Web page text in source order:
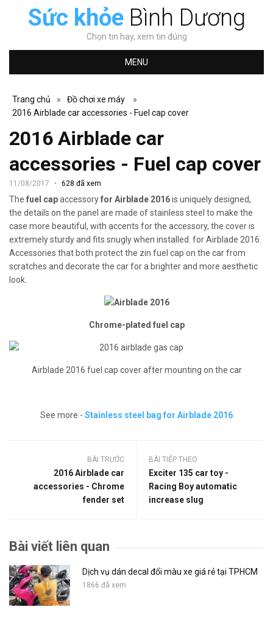
Sức khỏeBình Dương
Chọn tin hay, xem tin đúng
MENU
Trang chủ » Đồ chơi xe máy
»
2016 Airblade car accessories - Fuel cap cover
2016 Airblade car
accessories - Fuel cap cover
11/08/2017 628 đã xem
The fuel capaccessoryfor Airblade 2016is uniquely designed,
the details on the panel are made of stainless steel to make the
case more beautiful, with accents for the accessory, the cover is
extremely sturdy and fits snugly when installed. for Airblade 2016.
Accessories that both protect the zin fuel cap on the car from
scratches and decorate the car for a brighter and more aesthetic
look.
Chrome-plated fuel cap
Airblade 2016 fuel cap cover after mounting on the car
See more - Stainless steel bag for Airblade 2016
BÀI TRƯỚC
2016 Airblade car
accessories - Chrome
fender set
BÀI TIẾP THEO
Exciter 135 car toy -
Racing Boy automatic
increase slug
Bài viết liên quan
Dịch vụ dán decal đổi màu xe giá rẻ tại TPHCM
1866 đã xem